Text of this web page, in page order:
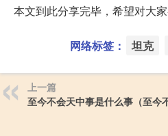
本文到此分享完毕，希望对大家
网络标签： 坦克
上一篇
至今不会天中事是什么事（至今